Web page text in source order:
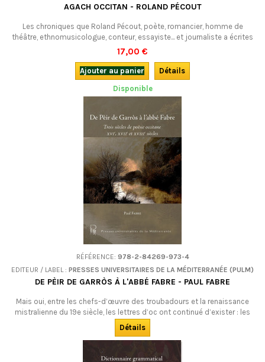
AGACH OCCITAN - ROLAND PÉCOUT
Les chroniques que Roland Pécout, poète, romancier, homme de
théâtre, ethnomusicologue, conteur, essayiste... et journaliste a écrites
pour "faire découvrir aux non-initiés" la culture occitane "dans toutes
ses manifestations". En occitan (provençal).
17,00 €
Ajouter au panier
Détails
Disponible
RÉFÉRENCE: 978-2-84269-973-4
EDITEUR / LABEL : PRESSES UNIVERSITAIRES DE LA MÉDITERRANÉE (PULM)
DE PÈIR DE GARRÒS À L'ABBÉ FABRE - PAUL FABRE
Mais oui, entre les chefs-d’œuvre des troubadours et la renaissance
mistralienne du 19e siècle, les lettres d’oc ont continué d’exister : les
poètes occitans continuent d’écrire dans leur langue et de l’honorer.
poétique occitane des 16e, 17e et 18e siècles. Bilingue.
Détails